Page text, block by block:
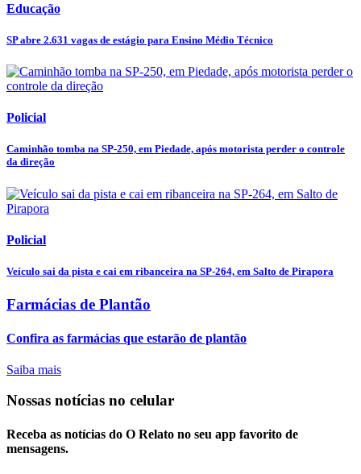
Educação
SP abre 2.631 vagas de estágio para Ensino Médio Técnico
Policial
Caminhão tomba na SP-250, em Piedade, após motorista perder o controle
da direção
Policial
Veículo sai da pista e cai em ribanceira na SP-264, em Salto de Pirapora
Farmácias de Plantão
Confira as farmácias que estarão de plantão
Saiba mais
Nossas notícias no celular
Receba as notícias do O Relato no seu app favorito de
mensagens.